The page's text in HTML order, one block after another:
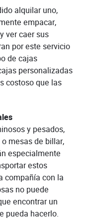
alquilar uno,
empacar,
ver caer sus
por este servicio
de cajas
personalizadas
costoso que las
y pesados,
mesas de billar,
especialmente
estos
compañía con la
no puede
encontrar un
pueda hacerlo.